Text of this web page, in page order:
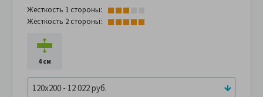
Жесткость 1 стороны:
Жесткость 2 стороны:
4 см
120x200 - 12 022 руб.